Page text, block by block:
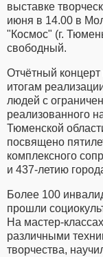
выставке
июня в 14.00 в
"Космос" (г.
свободный.
Отчётный
итогам
людей с
реализованного
Тюменской
посвящено
комплексного
и 437-летию
Более 100
прошли
На мастер-
различными
творчества,